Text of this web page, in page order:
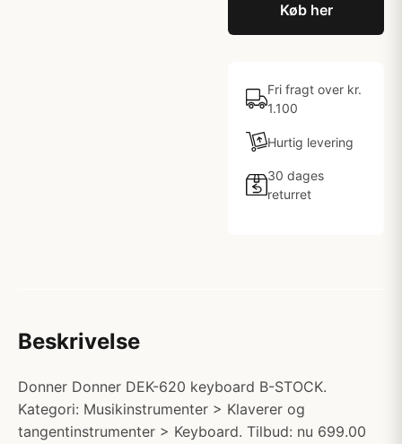
Køb her
Fri fragt over kr.
1.100
Hurtig levering
30 dages
returret
Beskrivelse
Donner Donner DEK-620 keyboard B-STOCK.
Kategori: Musikinstrumenter > Klaverer og
tangentinstrumenter > Keyboard. Tilbud: nu 699.00